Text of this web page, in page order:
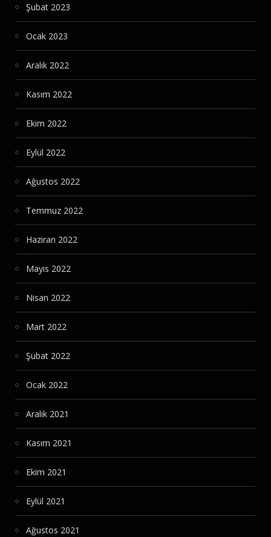
Şubat 2023
Ocak 2023
Aralık 2022
Kasım 2022
Ekim 2022
Eylül 2022
Ağustos 2022
Temmuz 2022
Haziran 2022
Mayıs 2022
Nisan 2022
Mart 2022
Şubat 2022
Ocak 2022
Aralık 2021
Kasım 2021
Ekim 2021
Eylül 2021
Ağustos 2021